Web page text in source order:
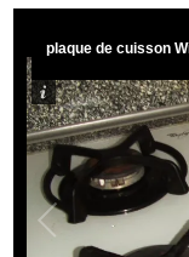
plaque de cuisson